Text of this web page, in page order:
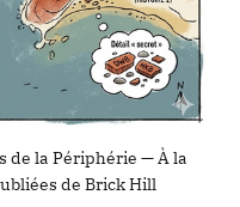
de la Périphérie — À la
de Brick Hill